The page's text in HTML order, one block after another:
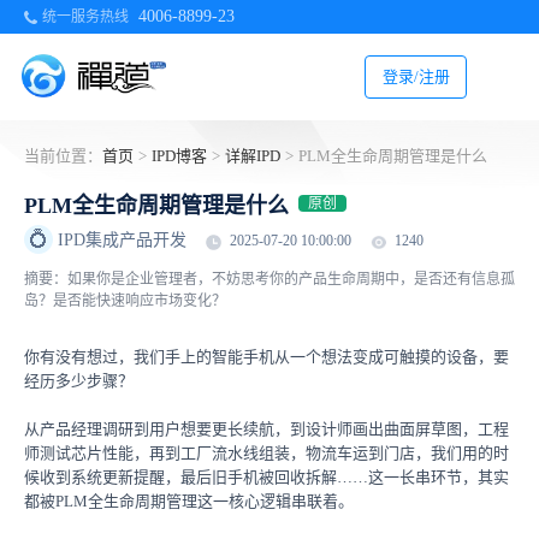
统一服务热线 4006-8899-23
登录/注册
当前位置： 首页 > IPD博客 > 详解IPD > PLM全生命周期管理是什么
PLM全生命周期管理是什么 原创
💍 IPD集成产品开发 2025-07-20 10:00:00 1240
摘要：如果你是企业管理者，不妨思考你的产品生命周期中，是否还有信息孤
岛？是否能快速响应市场变化？
你有没有想过，我们手上的智能手机从一个想法变成可触摸的设备，要
经历多少步骤？
从产品经理调研到用户想要更长续航，到设计师画出曲面屏草图，工程
师测试芯片性能，再到工厂流水线组装，物流车运到门店，我们用的时
候收到系统更新提醒，最后旧手机被回收拆解……这一长串环节，其实
都被PLM全生命周期管理这一核心逻辑串联着。